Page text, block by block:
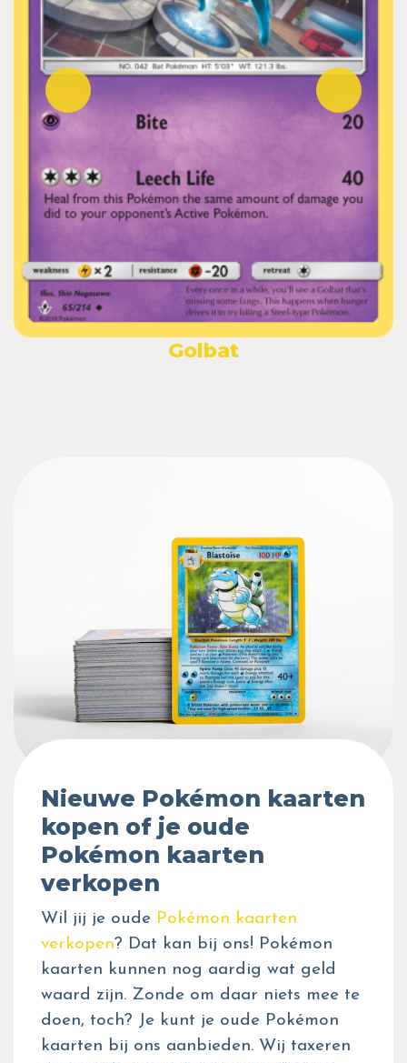
Golbat
Nieuwe Pokémon kaarten
kopen of je oude
Pokémon kaarten
verkopen
Wil jij je oude Pokémon kaarten
verkopen? Dat kan bij ons! Pokémon
kaarten kunnen nog aardig wat geld
waard zijn. Zonde om daar niets mee te
doen, toch? Je kunt je oude Pokémon
kaarten bij ons aanbieden. Wij taxeren